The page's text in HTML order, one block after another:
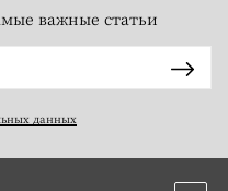
важные статьи
данных